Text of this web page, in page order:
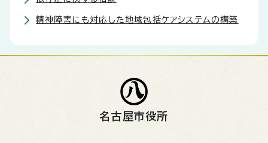
精神障害にも対応した地域包括ケアシステムの構築
名古屋市役所